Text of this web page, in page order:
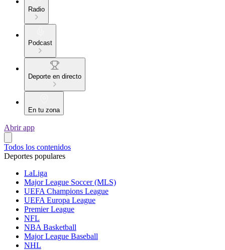
Radio
Podcast
Deporte en directo
En tu zona
Abrir app
Todos los contenidos
Deportes populares
LaLiga
Major League Soccer (MLS)
UEFA Champions League
UEFA Europa League
Premier League
NFL
NBA Basketball
Major League Baseball
NHL